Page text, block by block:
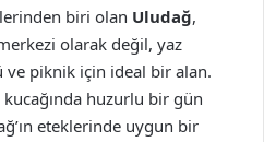
biri olan Uludağ,
olarak değil, yaz
ve piknik için ideal bir alan.
huzurlu bir gün
eteklerinde uygun bir